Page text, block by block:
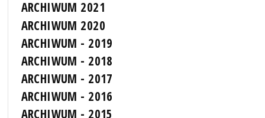
ARCHIWUM 2021
ARCHIWUM 2020
ARCHIWUM - 2019
ARCHIWUM - 2018
ARCHIWUM - 2017
ARCHIWUM - 2016
ARCHIWUM - 2015